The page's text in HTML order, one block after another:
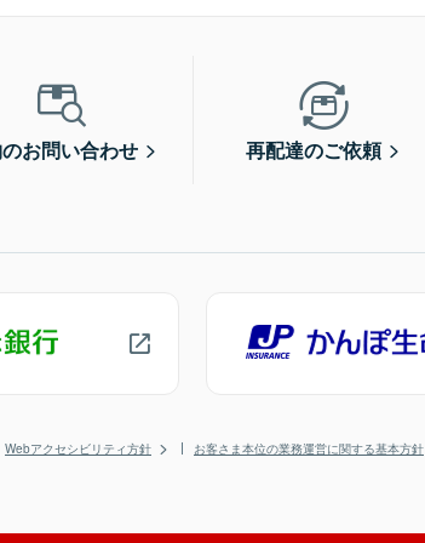
お問い合わせ 再配達のご依頼
Webアクセシビリティ方針 お客さま本位の業務運営に関する基本方針